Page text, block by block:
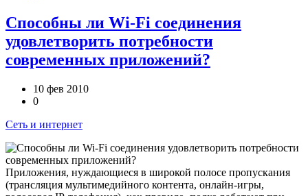
Способны ли Wi-Fi соединения
удовлетворить потребности
современных приложений?
10 фев 2010
0
Сеть и интернет
Приложения, нуждающиеся в широкой полосе пропускания
(трансляция мультимедийного контента, онлайн-игры,